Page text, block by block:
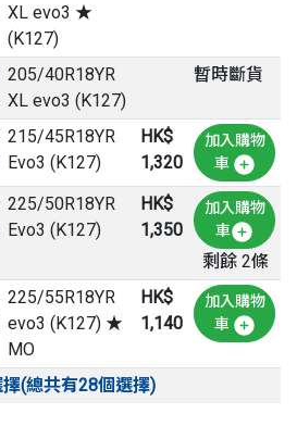
XL evo3 ★
(K127)
205/40R18YR
XL evo3 (K127)
暫時斷貨
215/45R18YR
Evo3 (K127)
HK$
1,320
加入購物
車
225/50R18YR
Evo3 (K127)
HK$
1,350
加入購物
車
剩餘 2條
225/55R18YR
evo3 (K127) ★
MO
HK$
1,140
加入購物
車
(總共有28個選擇)